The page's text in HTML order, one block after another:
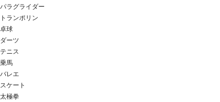
パラグライダー
トランポリン
卓球
ダーツ
テニス
乗馬
バレエ
スケート
太極拳